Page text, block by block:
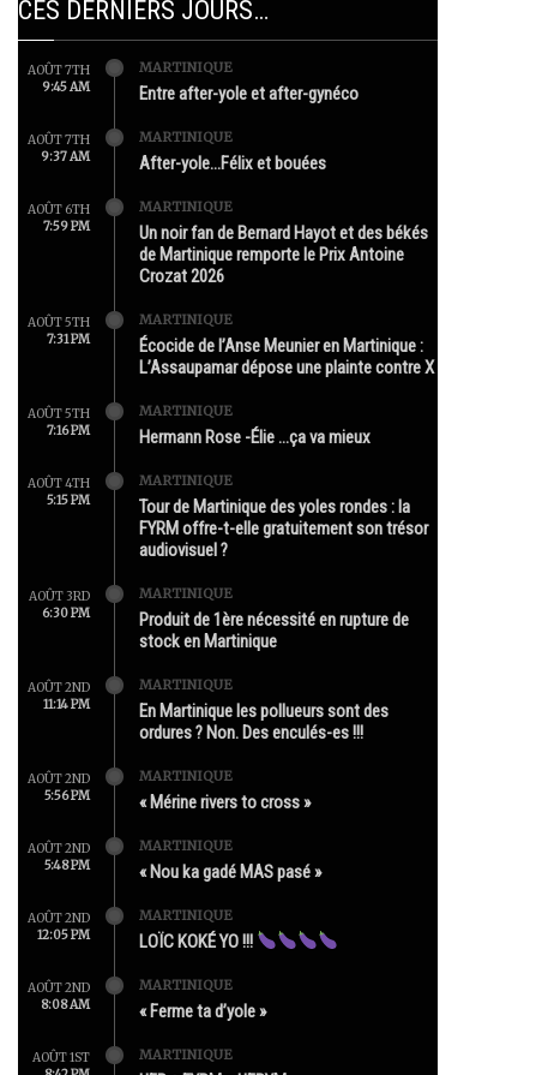
CES DERNIERS JOURS…
AOÛT 7TH
9:45 AM
MARTINIQUE
Entre after-yole et after-gynéco
AOÛT 7TH
9:37 AM
MARTINIQUE
After-yole…Félix et bouées
AOÛT 6TH
7:59 PM
MARTINIQUE
Un noir fan de Bernard Hayot et des békés
de Martinique remporte le Prix Antoine
Crozat 2026
AOÛT 5TH
7:31 PM
MARTINIQUE
Écocide de l’Anse Meunier en Martinique :
L’Assaupamar dépose une plainte contre X
AOÛT 5TH
7:16 PM
MARTINIQUE
Hermann Rose -Élie …ça va mieux
AOÛT 4TH
5:15 PM
MARTINIQUE
Tour de Martinique des yoles rondes : la
FYRM offre-t-elle gratuitement son trésor
audiovisuel ?
AOÛT 3RD
6:30 PM
MARTINIQUE
Produit de 1ère nécessité en rupture de
stock en Martinique
AOÛT 2ND
11:14 PM
MARTINIQUE
En Martinique les pollueurs sont des
ordures ? Non. Des enculés-es !!!
AOÛT 2ND
5:56 PM
MARTINIQUE
« Mérine rivers to cross »
AOÛT 2ND
5:48 PM
MARTINIQUE
« Nou ka gadé MAS pasé »
AOÛT 2ND
12:05 PM
MARTINIQUE
LOÏC KOKÉ YO !!!
AOÛT 2ND
8:08 AM
MARTINIQUE
« Ferme ta d’yole »
AOÛT 1ST
MARTINIQUE